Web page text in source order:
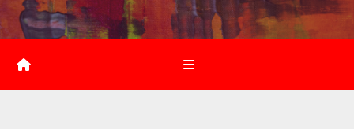
Saltar
al
contenido